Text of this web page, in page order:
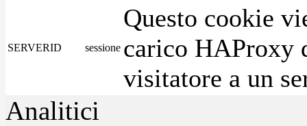
SERVERID sessione
Questo cookie
carico HAProxy
visitatore a un
Analitici